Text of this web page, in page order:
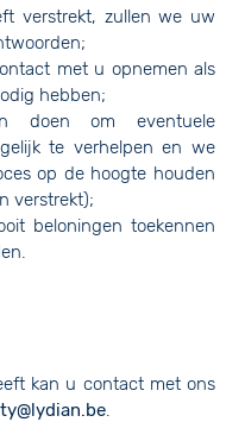
verstrekt, zullen we uw
met u opnemen als
hebben;
doen om eventuele
te verhelpen en we
op de hoogte houden
verstrekt);
beloningen toekennen
kan u contact met ons